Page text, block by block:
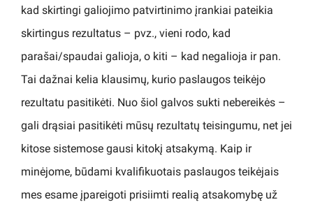
kad skirtingi galiojimo patvirtinimo įrankiai pateikia
skirtingus rezultatus – pvz., vieni rodo, kad
parašai/spaudai galioja, o kiti – kad negalioja ir pan.
Tai dažnai kelia klausimų, kurio paslaugos teikėjo
rezultatu pasitikėti. Nuo šiol galvos sukti nebereikės –
gali drąsiai pasitikėti mūsų rezultatų teisingumu, net jei
kitose sistemose gausi kitokį atsakymą. Kaip ir
minėjome, būdami kvalifikuotais paslaugos teikėjais
mes esame įpareigoti prisiimti realią atsakomybę už